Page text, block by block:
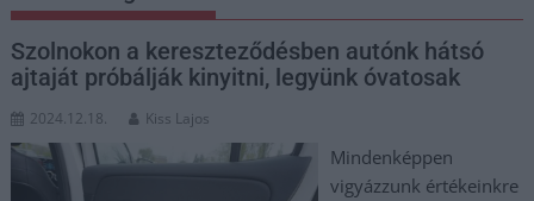
Szolnokon a kereszteződésben autónk hátsó
ajtaját próbálják kinyitni, legyünk óvatosak
2024.12.18. Kiss Lajos
Mindenképpen
vigyázzunk értékeinkre